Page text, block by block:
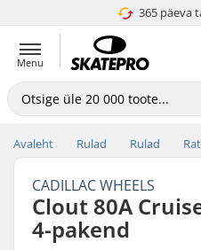
365 päeva
4.8
Menu
Avaleht Rulad Rulad
CADILLAC WHEELS
Clout 80A
4-pakend